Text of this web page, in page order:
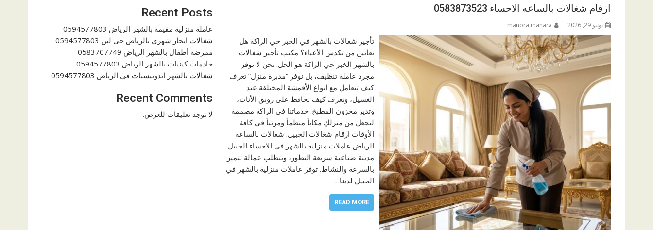
ارقام شغالات بالساعه الاحساء 0583873523
يونيو 29, 2026 manora manara
تأجير شغالات بالشهر في الخبر حي الراكة هل
تعانين من تكدس الأعباء؟ مكتب تأجير شغالات
بالشهر الخبر حي الراكة هو الحل. نحن لا نوفر
مجرد عاملة تنظيف، بل نوفر “مدبرة منزل” تعرف
كيف تتعامل مع أنواع الأقمشة المختلفة عند
الغسيل، وتعرف كيف تحافظ على رونق الأثاث،
وتدير مخزون المطبخ. خدماتنا في الراكة مصممة
لتجعل من منزلكِ مكاناً منظماً ومرتباً في كافة
الأوقات ارقام شغالات الجبيل. شغالات بالساعه
الرياض عاملات منزليه بالشهر في الاحساء الجبيل
مدينة صناعية سريعة التطور، وتتطلب عمالة تتميز
بالسرعة والنشاط. توفر عاملات منزلية بالشهر في
الجبيل لدينا…
READ MORE
Recent Posts
عاملة منزلية مقيمة بالشهر الرياض 0594577803
شغالات ايجار شهري بالرياض حى لبن 0594577803
ممرضة أطفال بالشهر الرياض 0583707749
خادمات كينيات بالشهر الرياض 0594577803
شغالات بالشهر اندونيسيات في الرياض 0594577803
Recent Comments
لا توجد تعليقات للعرض.